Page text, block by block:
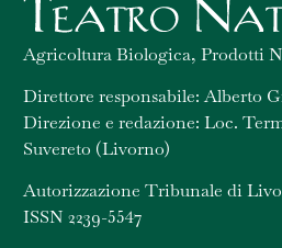
Agricoltura Biologica, Prodotti
Direttore responsabile: Alberto
Direzione e redazione: Loc.
Suvereto (Livorno)
Autorizzazione Tribunale di
ISSN 2239-5547